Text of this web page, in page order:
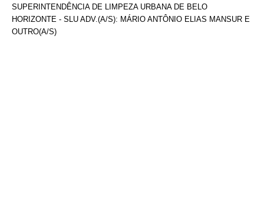
SUPERINTENDÊNCIA DE LIMPEZA URBANA DE BELO
HORIZONTE - SLU ADV.(A/S): MÁRIO ANTÔNIO ELIAS MANSUR E
OUTRO(A/S)